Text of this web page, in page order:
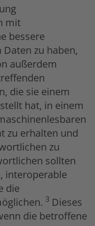
mit
bessere
zu haben,
außerdem
die sie einem
hat, in einem
zu erhalten und
zu
sollten
interoperable
die
3 Dieses
die betroffene